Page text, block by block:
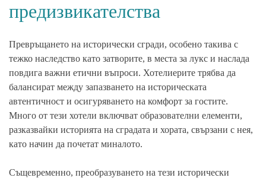
предизвикателства
Превръщането на исторически сгради, особено такива с
тежко наследство като затворите, в места за лукс и наслада
повдига важни етични въпроси. Хотелиерите трябва да
балансират между запазването на историческата
автентичност и осигуряването на комфорт за гостите.
Много от тези хотели включват образователни елементи,
разказвайки историята на сградата и хората, свързани с нея,
като начин да почетат миналото.
Същевременно, преобразуването на тези исторически